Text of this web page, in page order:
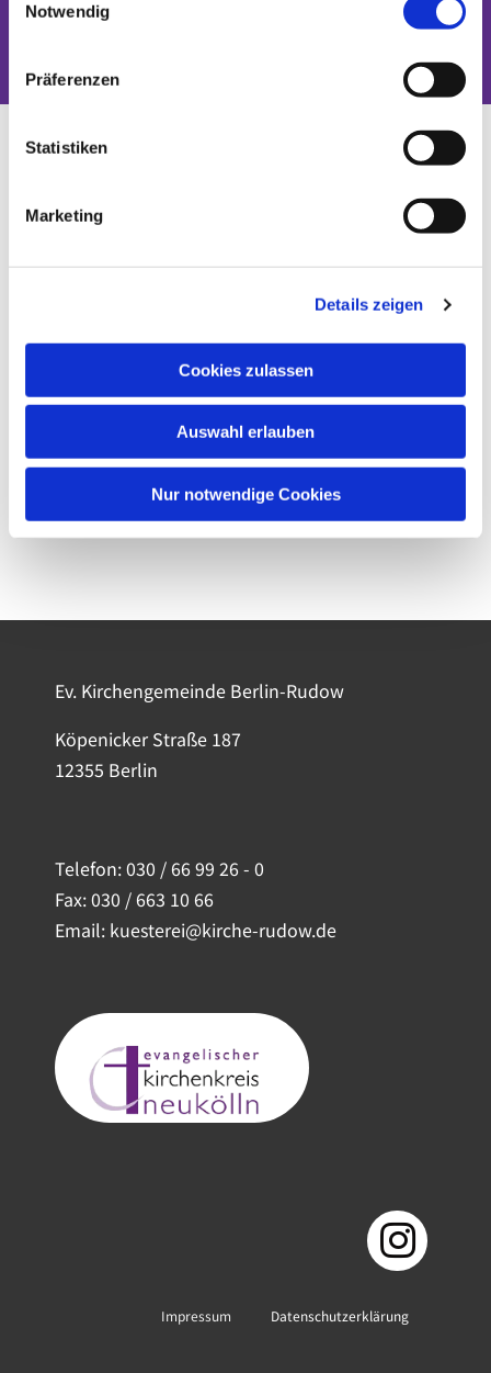
Notwendig
Präferenzen
Statistiken
Marketing
Details zeigen
Cookies zulassen
Auswahl erlauben
Nur notwendige Cookies
Dies könnte Sie auch interessieren
Ev. Kirchengemeinde Berlin-Rudow
Köpenicker Straße 187
12355 Berlin
Telefon:030 / 66 99 26 - 0
Fax: 030 / 663 10 66
Email: kuesterei@kirche-rudow.de
Impressum Datenschutzerklärung